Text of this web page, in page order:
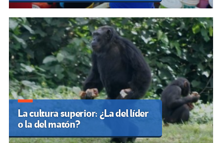
La cultura superior: ¿La del líder
o la del matón?